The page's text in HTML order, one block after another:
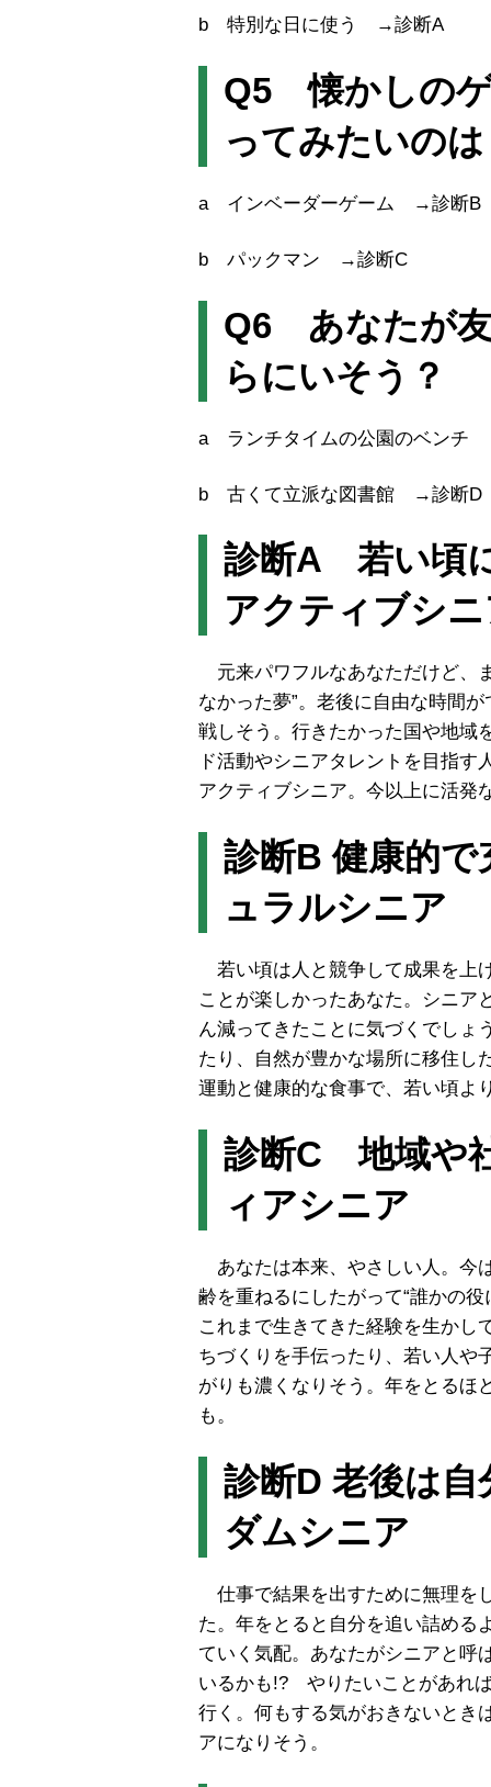
b 特別な日に使う →診断A
Q5 懐かしの
ってみたいの
a インベーダーゲーム →診断B
b パックマン →診断C
Q6 あなたが
らにいそう？
a ランチタイムの公園のベンチ
b 古くて立派な図書館 →診断D
診断A 若い頃
アクティブシ
元来パワフルなあなただけど、
なかった夢”。老後に自由な時間
戦しそう。行きたかった国や地域
ド活動やシニアタレントを目指
アクティブシニア。今以上に活発
診断B 健康的
ュラルシニア
若い頃は人と競争して成果を上
ことが楽しかったあなた。シニア
ん減ってきたことに気づくでしょ
たり、自然が豊かな場所に移住し
運動と健康的な食事で、若い頃よ
診断C 地域や
ィアシニア
あなたは本来、やさしい人。今
齢を重ねるにしたがって“誰かの
これまで生きてきた経験を生かし
ちづくりを手伝ったり、若い人や
がりも濃くなりそう。年をとるほ
も。
診断D 老後は
ダムシニア
仕事で結果を出すために無理を
た。年をとると自分を追い詰める
ていく気配。あなたがシニアと呼
いるかも!? やりたいことがあれ
行く。何もする気がおきないと
アになりそう。